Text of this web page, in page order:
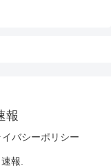
報
イバシーポリシー
報.